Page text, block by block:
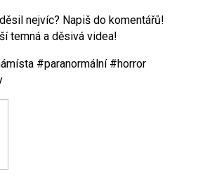
nejvíc? Napiš do komentářů!
temná a děsivá videa!
#paranormální #horror